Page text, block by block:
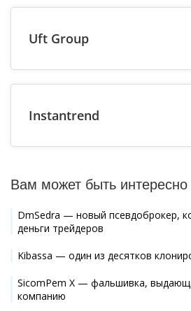
Uft Group
Instantrend
Вам может быть интересно
DmSedra — новый псевдоброкер,
деньги трейдеров
Kibassa — один из десятков
SicomPem X — фальшивка,
компанию